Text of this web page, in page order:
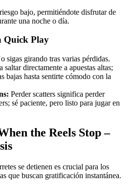
bajo, permitiéndote disfrutar de
una noche o día.
Quick Play
sigas girando tras varias pérdidas.
saltar directamente a apuestas altas;
bajas hasta sentirte cómodo con la
Perder scatters significa perder
sé paciente, pero listo para jugar en
the Reels Stop –
se detienen es crucial para los
que buscan gratificación instantánea.